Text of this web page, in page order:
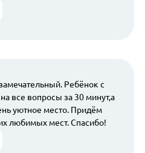
Ребёнок с
все вопросы за 30 минут,а
уютное место. Придём
любимых мест. Спасибо!